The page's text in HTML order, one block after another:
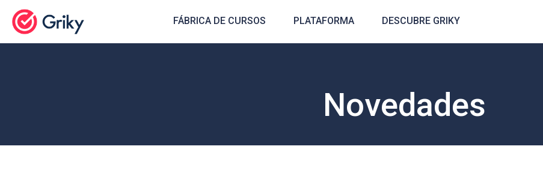
FÁBRICA DE CURSOS PLATAFORMA DESCUBRE GRIKY
Novedades